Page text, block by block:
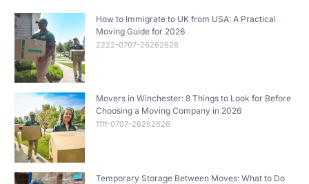
How to Immigrate to UK from USA: A Practical
Moving Guide for 2026
2222-0707-26262626
Movers in Winchester: 8 Things to Look for Before
Choosing a Moving Company in 2026
1111-0707-26262626
Temporary Storage Between Moves: What to Do